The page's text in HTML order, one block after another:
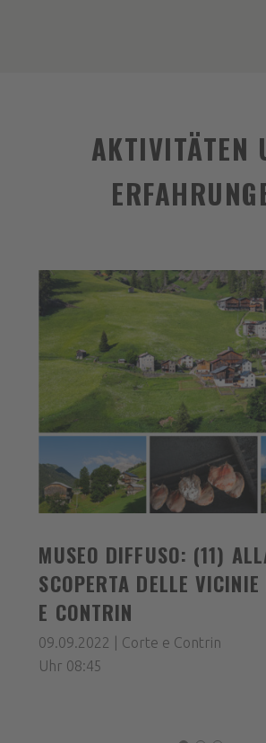
AKTIVITÄTEN
MUSEO DIFFUSO: (11)
SCOPERTA DELLE
E CONTRIN
09.09.2022 | Corte e Contrin
Uhr 08:45